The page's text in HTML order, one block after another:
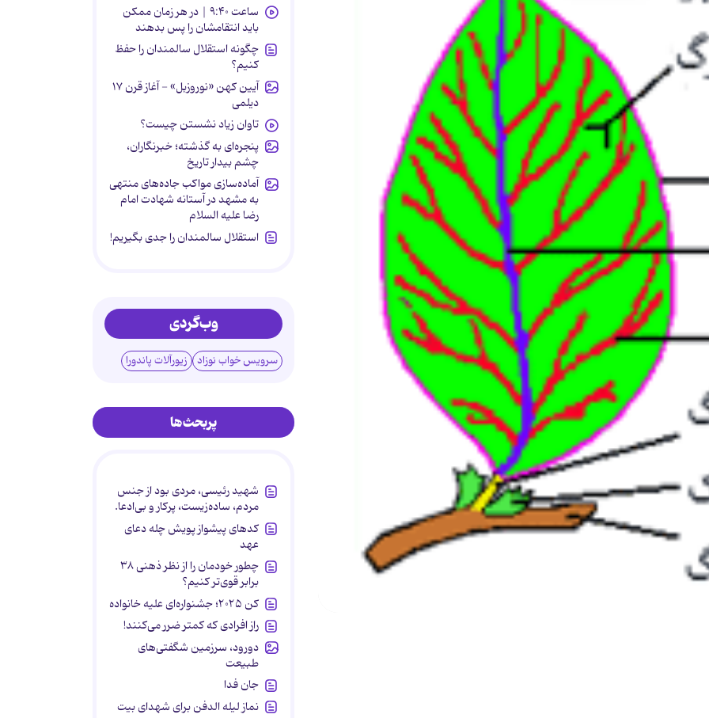
ساعت ۹:۴۰ | در هر زمان ممکن
باید انتقامشان را پس بدهند
چگونه استقلال سالمندان را حفظ
کنیم؟
آیین کهن «نوروزبل» - آغاز قرن ۱۷
دیلمی
تاوان زیاد نشستن چیست؟
پنجره‌ای به گذشته؛ خبرنگاران،
چشم بیدار تاریخ
آماده‌سازی مواکب جاده‌های منتهی
به مشهد در آستانه شهادت امام
رضا علیه السلام
استقلال سالمندان را جدی بگیریم!
وب‌گردی
سرویس خواب نوزاد زیورآلات پاندورا
پربحث‌ها
شهید رئیسی، مردی بود از جنس
مردم، ساده‌زیست، پرکار و بی‌ادعا.
کدهای پیشواز پویش چله دعای
عهد
چطور خودمان را از نظر ذهنی ۳۸
برابر قوی‌تر کنیم؟
کن ۲۰۲۵؛ جشنواره‌ای علیه خانواده
راز افرادی که کمتر ضرر می‌کنند!
دورود، سرزمین شگفتی‌های
طبیعت
جان فدا
نماز لیله الدفن برای شهدای بیت